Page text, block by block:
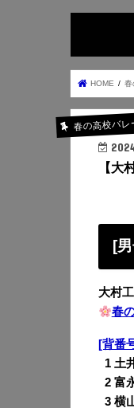
HOME 春
春の高校バレ
【大
[
大村
春
[背番
1 土
2 富
3 横